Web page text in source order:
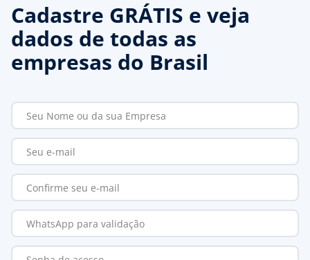
Cadastre GRÁTIS e veja
dados de todas as
empresas do Brasil